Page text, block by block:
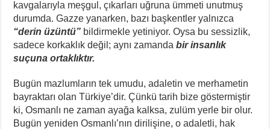
kavgalarıyla meşgul, çıkarları uğruna ümmeti unutmuş
durumda. Gazze yanarken, bazı başkentler yalnızca
“derin üzüntü” bildirmekle yetiniyor. Oysa bu sessizlik,
sadece korkaklık değil; aynı zamandabir insanlık
suçuna ortaklıktır.
Bugün mazlumların tek umudu, adaletin ve merhametin
bayraktarı olan Türkiye’dir. Çünkü tarih bize göstermiştir
ki, Osmanlı ne zaman ayağa kalksa, zulüm yerle bir olur.
Bugün yeniden Osmanlı’nın dirilişine, o adaletli, hak